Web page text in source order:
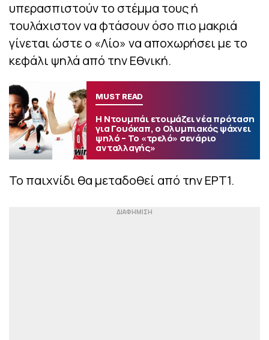
υπερασπιστούν το στέμμα τους ή
τουλάχιστον να φτάσουν όσο πιο μακριά
γίνεται ώστε ο «Λίο» να αποχωρήσει με το
κεφάλι ψηλά από την Εθνική.
MUST READ
Η Ντουμπάι ετοιμάζει νέα πρόταση
για Γουόκαπ, ο Ολυμπιακός ψάχνει
ψηλό – Το «τρελό» σενάριο
ανταλλαγής»
Το παιχνίδι θα μεταδοθεί από την ΕΡΤ1.